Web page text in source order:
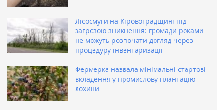
Лісосмуги на Кіровоградщині під
загрозою зникнення: громади роками
не можуть розпочати догляд через
процедуру інвентаризації
Фермерка назвала мінімальні стартові
вкладення у промислову плантацію
лохини